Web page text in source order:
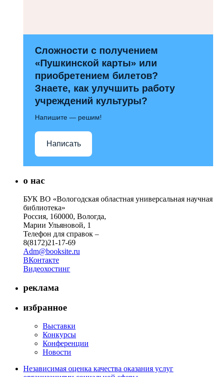
Сложности с получением
«Пушкинской карты» или
приобретением билетов?
Знаете, как улучшить работу
учреждений культуры?
Напишите — решим!
Написать
о нас
БУК ВО «Вологодская областная универсальная научная
библиотека»
Россия, 160000, Вологда,
Марии Ульяновой, 1
Телефон для справок –
8(8172)21-17-69
Adm@booksite.ru
ВКонтакте
Видеохостинг
реклама
избранное
Выставки
Конкурсы
Конференции
Новости
Независимая оценка качества оказания услуг